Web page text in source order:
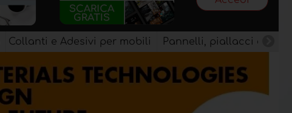
Collanti e Adesivi per mobili Pannelli, piallacci e